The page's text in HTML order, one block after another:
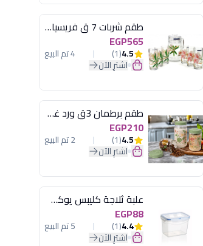
طقم شربات 7 ق فريسيا لومينارك
EGP565
4.5
(1) 4 تم البيع
اشترِ الآن
طقم برطمان 3ق ورد غطاء مينت جرين هيريفين
EGP210
4.5
(1) 2 تم البيع
اشترِ الآن
علبة ثلاجة كليبس يوكسان
EGP88
4.4
(1) 5 تم البيع
اشترِ الآن